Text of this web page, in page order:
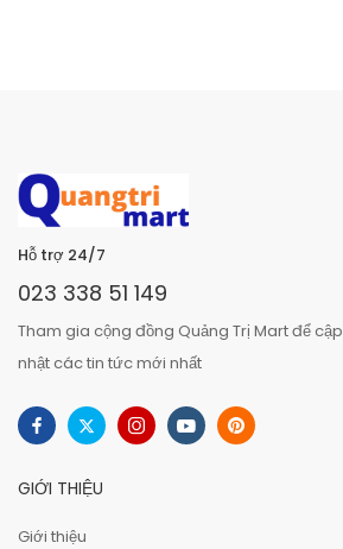
Hỗ trợ 24/7
023 338 51 149
Tham gia cộng đồng Quảng Trị Mart để cập
nhật các tin tức mới nhất
GIỚI THIỆU
Giới thiệu